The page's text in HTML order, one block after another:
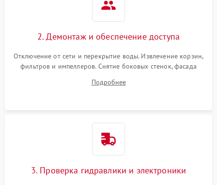
2. Демонтаж и обеспечение доступа
Отключение от сети и перекрытие воды. Извлечение корзин,
фильтров и импеллеров. Снятие боковых стенок, фасада
циркуляционному насосу, ТЭНу и сливной помпе.
Подробнее
3. Проверка гидравлики и электроники